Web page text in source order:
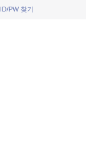
ID/PW 찾기